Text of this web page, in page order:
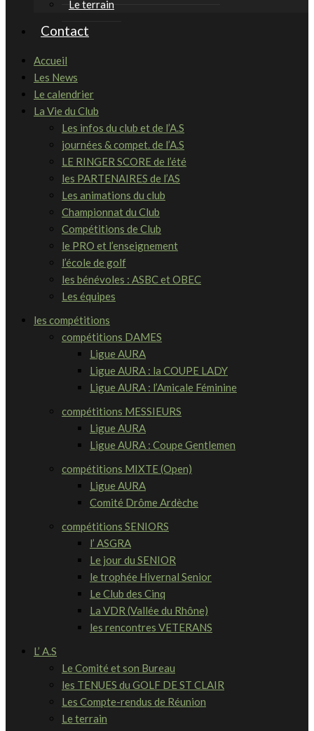
Le terrain
Contact
Accueil
Les News
Le calendrier
La Vie du Club
Les infos du club et de l’A.S
journées & compet. de l’A.S
LE RINGER SCORE de l’été
les PARTENAIRES de l’AS
Les animations du club
Championnat du Club
Compétitions de Club
le PRO et l’enseignement
l’école de golf
les bénévoles : ASBC et OBEC
Les équipes
les compétitions
compétitions DAMES
Ligue AURA
Ligue AURA : la COUPE LADY
Ligue AURA : l’Amicale Féminine
compétitions MESSIEURS
Ligue AURA
Ligue AURA : Coupe Gentlemen
compétitions MIXTE (Open)
Ligue AURA
Comité Drôme Ardèche
compétitions SENIORS
l’ ASGRA
Le jour du SENIOR
le trophée Hivernal Senior
Le Club des Cinq
La VDR (Vallée du Rhône)
les rencontres VETERANS
L’ A.S
Le Comité et son Bureau
les TENUES du GOLF DE ST CLAIR
Les Compte-rendus de Réunion
Le terrain